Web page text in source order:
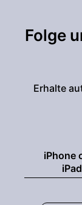
helfe
mit wenig
00:00:36:
die
00:00:43:
lohnt sich
Folge
Erhalte
iPhone
iPad